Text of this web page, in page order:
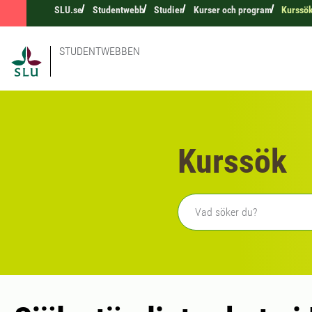
SLU.se Studentwebb Studier Kurser och program
STUDENTWEBBEN
Kurssök
Fritext sökning